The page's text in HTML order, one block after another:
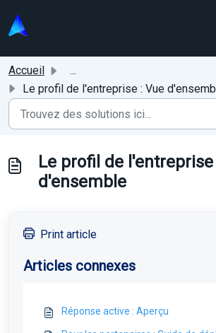
Accueil
...
Le profil de l'entreprise : Vue
Le profil de l'entreprise
d'ensemble
Print article
Articles connexes
Réponse active : Aperçu